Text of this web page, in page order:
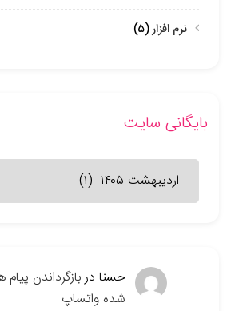
نرم افزار(۵)
بایگانی سایت
سایت
حسنا دربازگرداندن
شده واتساپ